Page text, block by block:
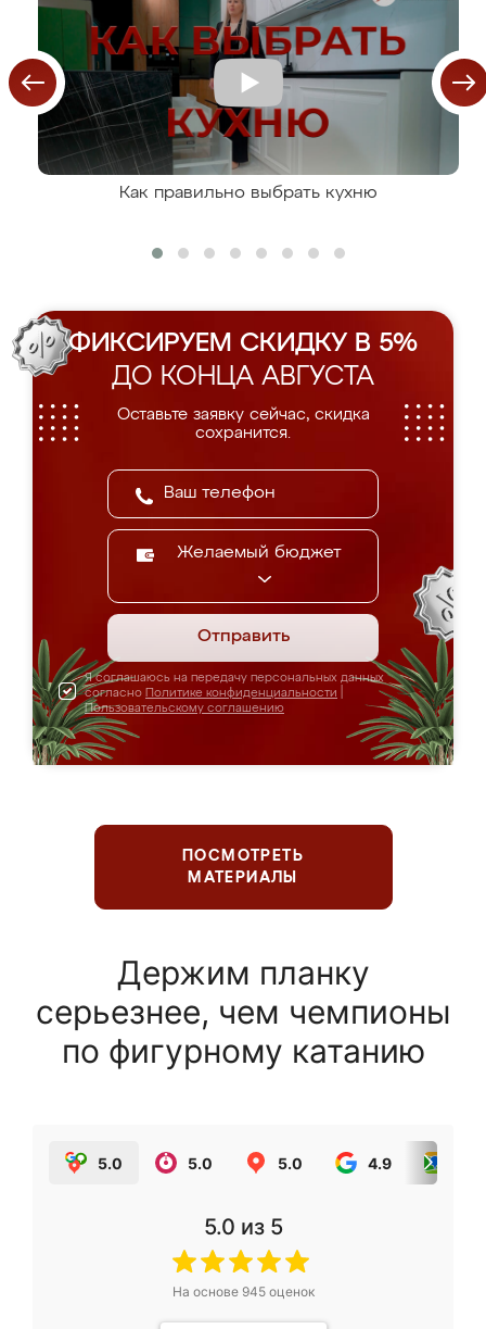
Как правильно выбрать кухню
ФИКСИРУЕМ СКИДКУ В 5%
ДО КОНЦА АВГУСТА
Оставьте заявку сейчас, скидка
сохранится.
Желаемый бюджет
Отправить
Я соглашаюсь на передачу персональных данных
согласно Политике конфиденциальности
Пользовательскому соглашению
ПОСМОТРЕТЬ
МАТЕРИАЛЫ
Держим планку
серьезнее, чем чемпионы
по фигурному катанию
5.0 5.0 5.0 4.9
5.0 из 5
На основе 945оценок